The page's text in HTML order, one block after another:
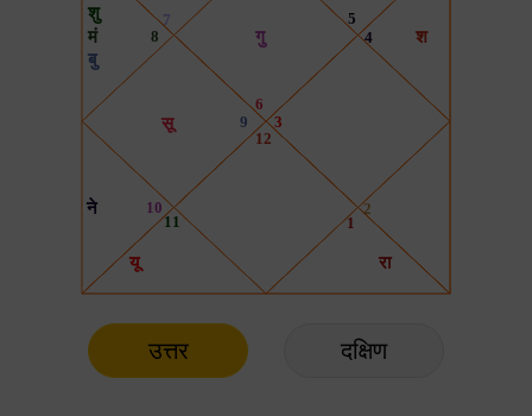
उत्तर दक्षिण